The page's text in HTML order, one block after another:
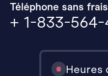
Téléphone sans frais
+ 1-833-564-
Heures